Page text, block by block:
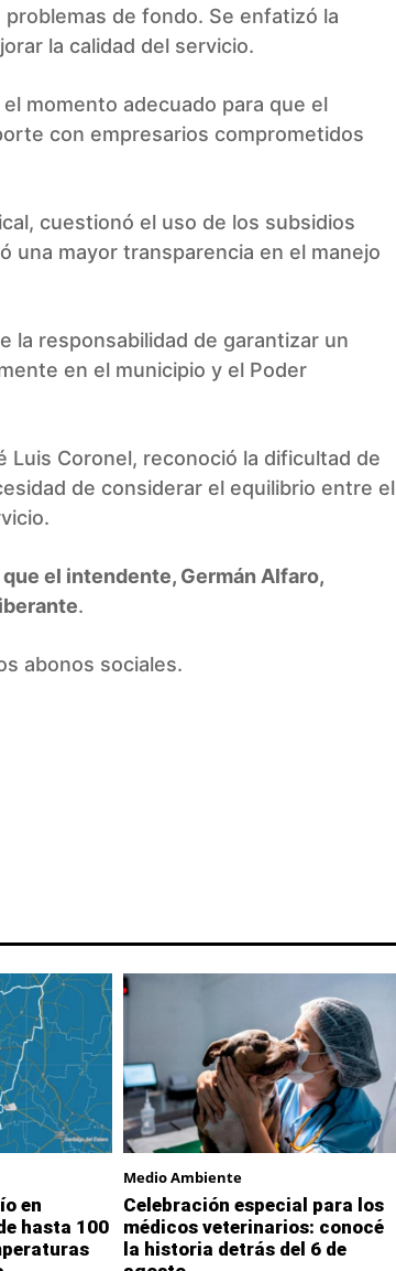
de fondo. Se enfatizó la
la calidad del servicio.
momento adecuado para que el
con empresarios comprometidos
cuestionó el uso de los subsidios
una mayor transparencia en el manejo
la responsabilidad de garantizar un
en el municipio y el Poder
Coronel, reconoció la dificultad de
de considerar el equilibrio entre el
el intendente, Germán Alfaro,
.
abonos sociales.
en
hasta 100
Medio Ambiente
Celebración especial para los
médicos veterinarios: conocé
la historia detrás del 6 de